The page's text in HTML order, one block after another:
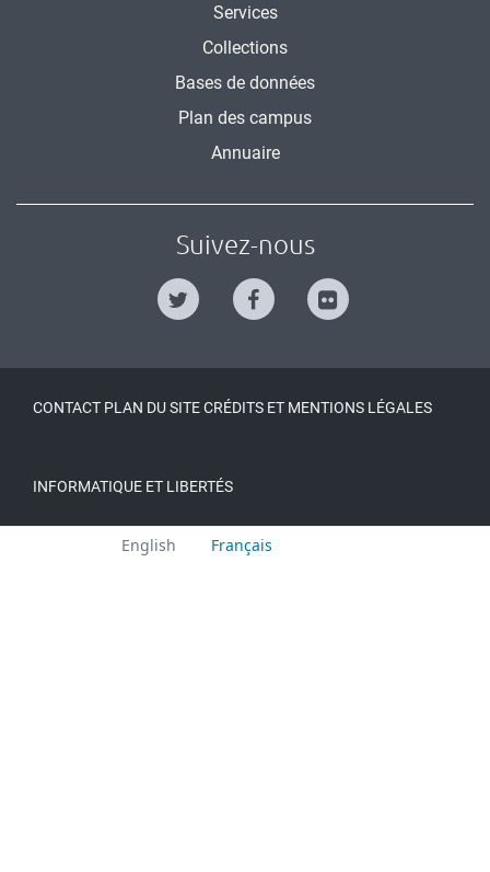
Services
Collections
Bases de données
Plan des campus
Annuaire
Suivez-nous
CONTACT PLAN DU SITECRÉDITS ET MENTIONS LÉGALES
INFORMATIQUE ET LIBERTÉS
English Français